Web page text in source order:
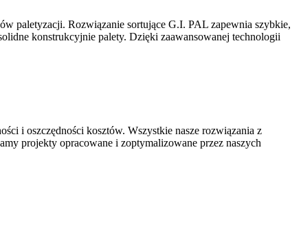
paletyzacji. Rozwiązanie sortujące G.I. PAL zapewnia szybkie,
konstrukcyjnie palety. Dzięki zaawansowanej technologii
i oszczędności kosztów. Wszystkie nasze rozwiązania z
projekty opracowane i zoptymalizowane przez naszych